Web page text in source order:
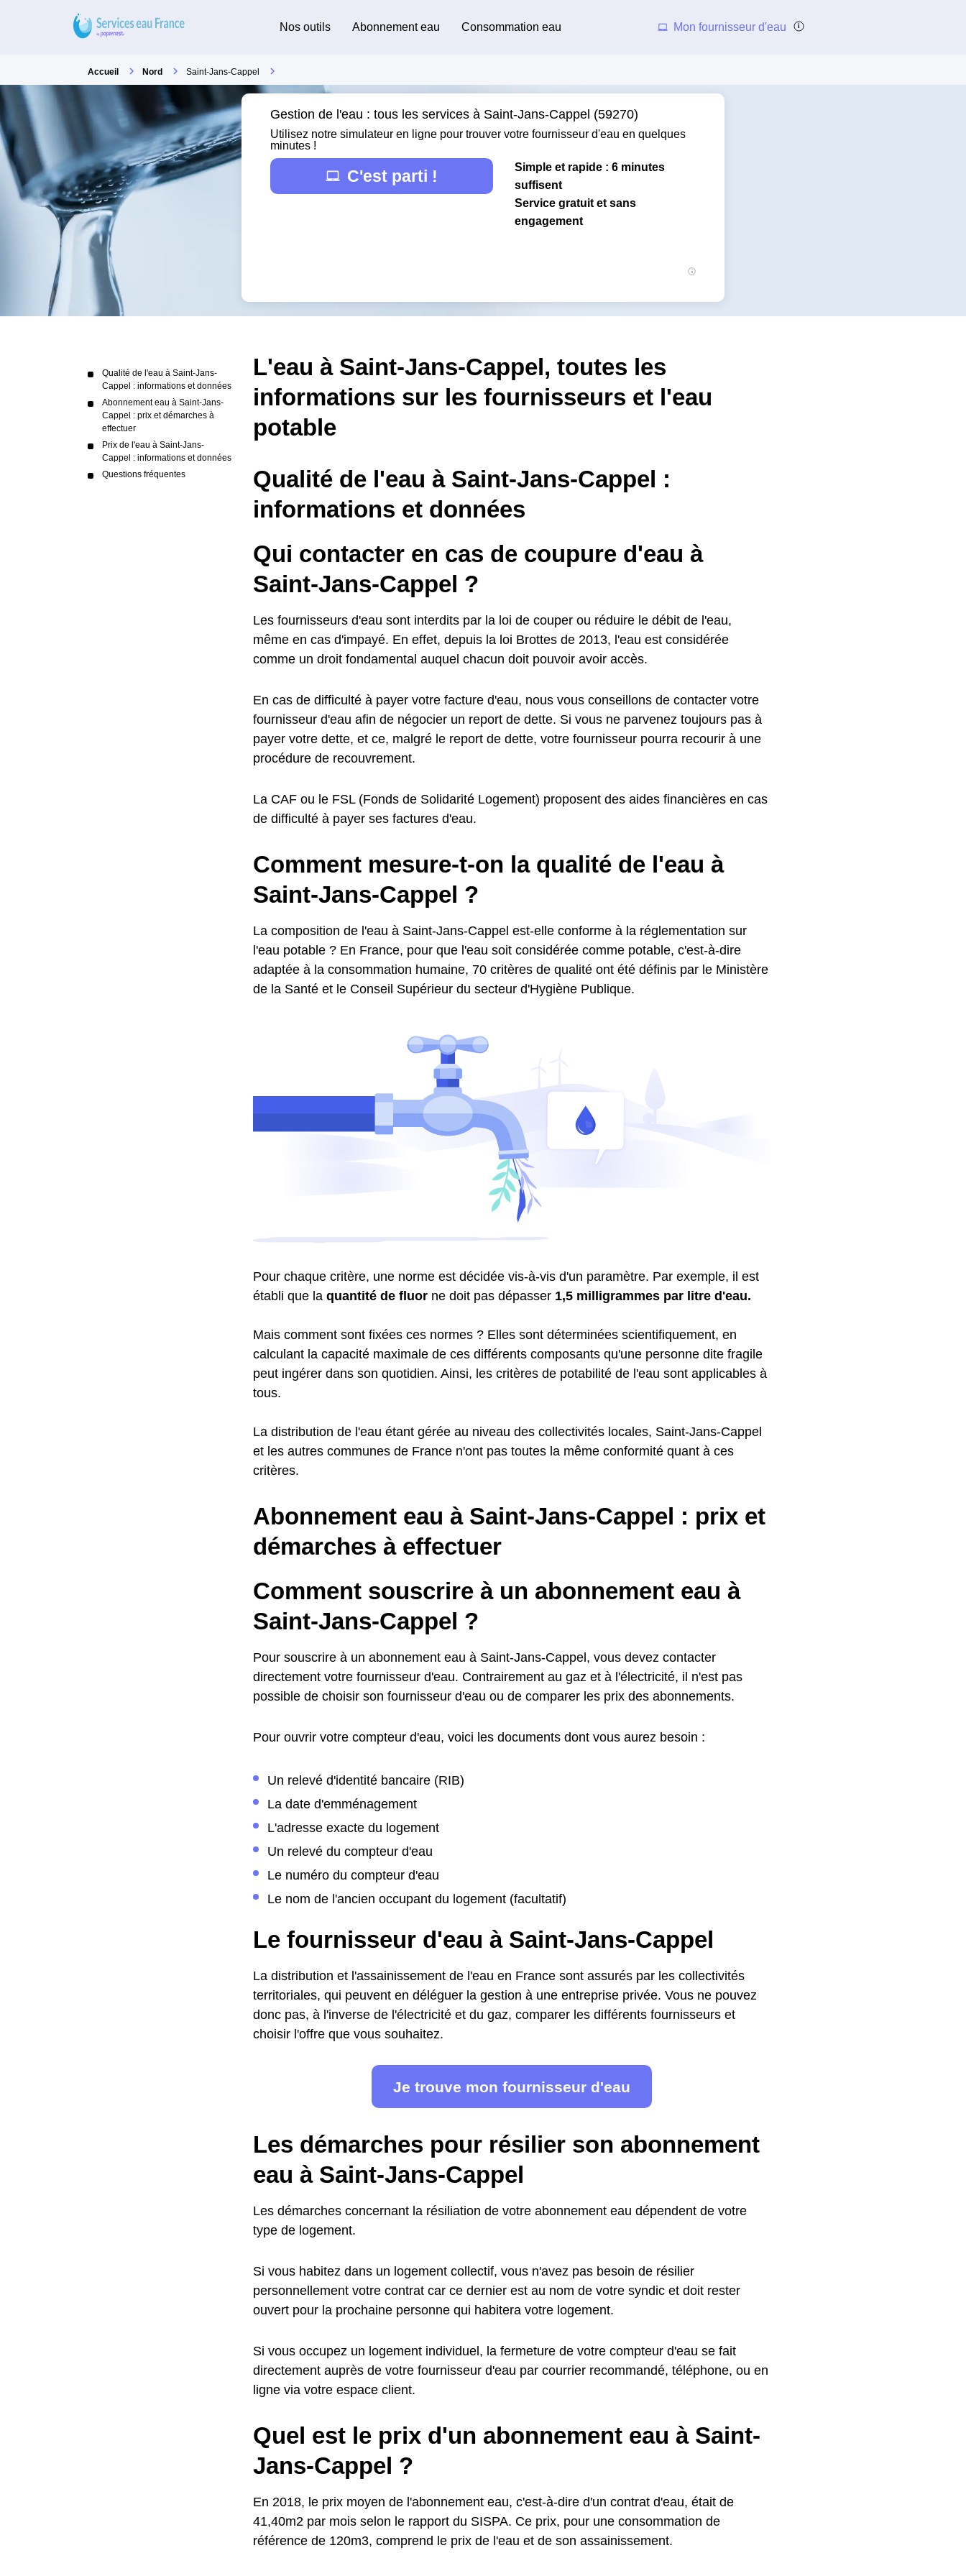
Nos outils Abonnement eau Consommation eau Mon fournisseur d'eau
Accueil Nord Saint-Jans-Cappel
Gestion de l'eau : tous les services à Saint-Jans-Cappel (59270)
Utilisez notre simulateur en ligne pour trouver votre fournisseur d'eau en quelques
minutes !
C'est parti !
Simple et rapide : 6 minutes
suffisent
Service gratuit et sans
engagement
Qualité de l'eau à Saint-Jans-
Cappel : informations et données
Abonnement eau à Saint-Jans-
Cappel : prix et démarches à
effectuer
Prix de l'eau à Saint-Jans-
Cappel : informations et données
Questions fréquentes
L'eau à Saint-Jans-Cappel, toutes les
informations sur les fournisseurs et l'eau
potable
Qualité de l'eau à Saint-Jans-Cappel :
informations et données
Qui contacter en cas de coupure d'eau à
Saint-Jans-Cappel ?
Les fournisseurs d'eau sont interdits par la loi de couper ou réduire le débit de l'eau,
même en cas d'impayé. En effet, depuis la loi Brottes de 2013, l'eau est considérée
comme un droit fondamental auquel chacun doit pouvoir avoir accès.
En cas de difficulté à payer votre facture d'eau, nous vous conseillons de contacter votre
fournisseur d'eau afin de négocier un report de dette. Si vous ne parvenez toujours pas à
payer votre dette, et ce, malgré le report de dette, votre fournisseur pourra recourir à une
procédure de recouvrement.
La CAF ou le FSL (Fonds de Solidarité Logement) proposent des aides financières en cas
de difficulté à payer ses factures d'eau.
Comment mesure-t-on la qualité de l'eau à
Saint-Jans-Cappel ?
La composition de l'eau à Saint-Jans-Cappel est-elle conforme à la réglementation sur
l'eau potable ? En France, pour que l'eau soit considérée comme potable, c'est-à-dire
adaptée à la consommation humaine, 70 critères de qualité ont été définis par le Ministère
de la Santé et le Conseil Supérieur du secteur d'Hygiène Publique.
Pour chaque critère, une norme est décidée vis-à-vis d'un paramètre. Par exemple, il est
établi que la quantité de fluor ne doit pas dépasser 1,5 milligrammes par litre d'eau.
Mais comment sont fixées ces normes ? Elles sont déterminées scientifiquement, en
calculant la capacité maximale de ces différents composants qu'une personne dite fragile
peut ingérer dans son quotidien. Ainsi, les critères de potabilité de l'eau sont applicables à
tous.
La distribution de l'eau étant gérée au niveau des collectivités locales, Saint-Jans-Cappel
et les autres communes de France n'ont pas toutes la même conformité quant à ces
critères.
Abonnement eau à Saint-Jans-Cappel : prix et
démarches à effectuer
Comment souscrire à un abonnement eau à
Saint-Jans-Cappel ?
Pour souscrire à un abonnement eau à Saint-Jans-Cappel, vous devez contacter
directement votre fournisseur d'eau. Contrairement au gaz et à l'électricité, il n'est pas
possible de choisir son fournisseur d'eau ou de comparer les prix des abonnements.
Pour ouvrir votre compteur d'eau, voici les documents dont vous aurez besoin :
Un relevé d'identité bancaire (RIB)
La date d'emménagement
L'adresse exacte du logement
Un relevé du compteur d'eau
Le numéro du compteur d'eau
Le nom de l'ancien occupant du logement (facultatif)
Le fournisseur d'eau à Saint-Jans-Cappel
La distribution et l'assainissement de l'eau en France sont assurés par les collectivités
territoriales, qui peuvent en déléguer la gestion à une entreprise privée. Vous ne pouvez
donc pas, à l'inverse de l'électricité et du gaz, comparer les différents fournisseurs et
choisir l'offre que vous souhaitez.
Je trouve mon fournisseur d'eau
Les démarches pour résilier son abonnement
eau à Saint-Jans-Cappel
Les démarches concernant la résiliation de votre abonnement eau dépendent de votre
type de logement.
Si vous habitez dans un logement collectif, vous n'avez pas besoin de résilier
personnellement votre contrat car ce dernier est au nom de votre syndic et doit rester
ouvert pour la prochaine personne qui habitera votre logement.
Si vous occupez un logement individuel, la fermeture de votre compteur d'eau se fait
directement auprès de votre fournisseur d'eau par courrier recommandé, téléphone, ou en
ligne via votre espace client.
Quel est le prix d'un abonnement eau à Saint-
Jans-Cappel ?
En 2018, le prix moyen de l'abonnement eau, c'est-à-dire d'un contrat d'eau, était de
41,40m2 par mois selon le rapport du SISPA. Ce prix, pour une consommation de
référence de 120m3, comprend le prix de l'eau et de son assainissement.